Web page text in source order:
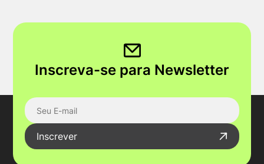
Inscreva-se para Newsletter
Inscrever